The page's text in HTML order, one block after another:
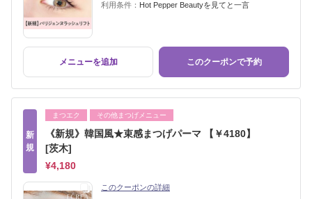
利用条件： Hot Pepper Beautyを見てと一言
メニューを追加 このクーポンで予約
新
規
まつエク その他まつげメニュー
《新規》韓国風★束感まつげパーマ 【￥4180】
[茨木]
¥4,180
このクーポンの詳細